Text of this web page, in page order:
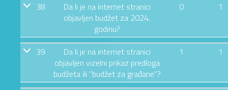
38
Da li je na internet stranici
objavljen budžet za 2024.
godinu?
0 1
39
Da li je na internet stranici
objavljen vizelni prikaz predloga
budžeta ili "budžet za građane"?
1 1